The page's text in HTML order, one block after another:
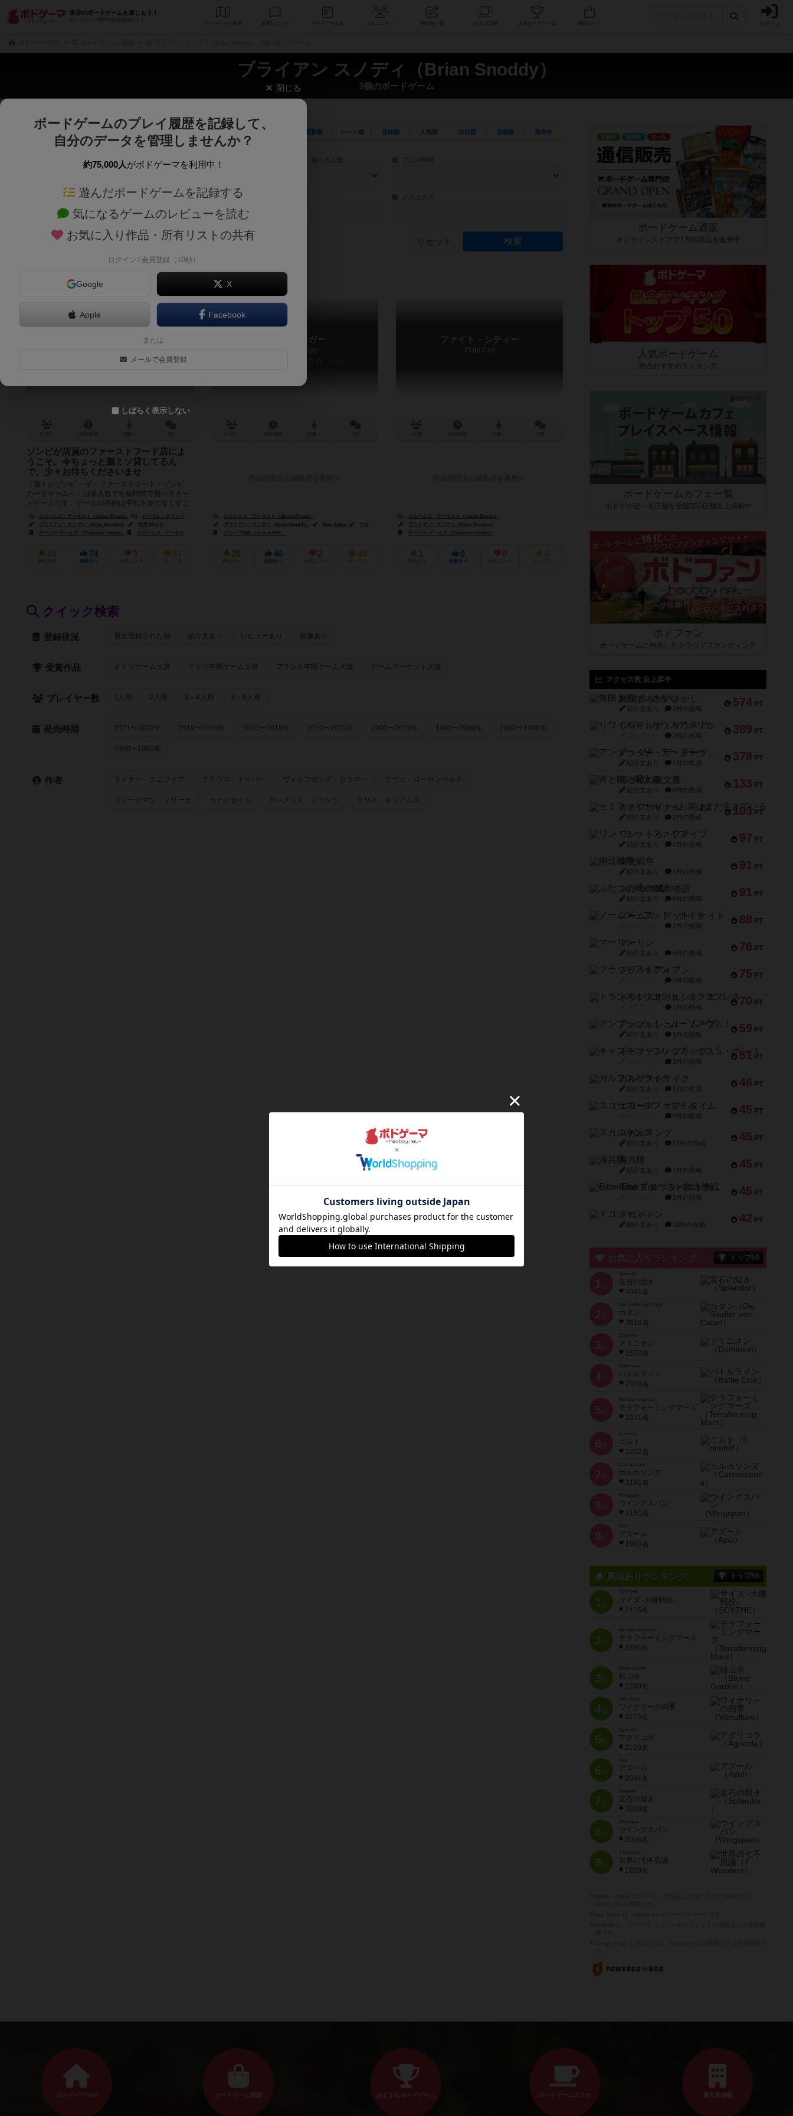
世界のボードゲームを楽しもう！
ボードゲーム専門の総合情報サイト
データベース コミュニティ 人気ボードゲーム ログイン
ブライアン スノディ（Brian Snoddy）
3個のボードゲーム
じっくり表示 更新順 レート順 登録順 人気順 注目順 投稿数 発売年
商品名、商品説明文、デザイナー名、テーマ名、メカニクス名を対象にフリーワード検索ができます。
ゲームデザイナー名を指定して検索できます。
ゲームデザイナー 目安となる所要時間を指定することができます。マニュアルを読む時間や参加者へのルール説明時間は含まれていないため、初めて
対象年齢を指定します。 世界観や登場人物などモチーフ・ストーリーを指定することができます。直感的にゲームシステムを理解できるよう、中世ファンタジー・クッキング・海賊同士の対決など、ゲームコンセプトを絞
テーマ/フレーバー ゲーム性を構成するコアシステムです。主にボードゲームに慣れている方向けの絞込機能です。例えば「ダイスロール」はランダ
リセット
5.7
ゾンビが店員のファーストフード店によ
うこそ。今ちょっと脳ミソ貸してるん
で、少々お待ちくださいませ
『脳トレゾンビ ～ザ・ファーストフード・ゾンビ・
カードゲーム～』は多人数でも短時間で遊べるカー
ドゲームです。ゲームの目的は手札を全てなくすこ
とです。 何故かゾンビ達（...
ジェームス・アーネスト（James Ernest）
トイヴォ・ロヴァイネン
ブライアン・スノディ（Brian Snoddy）
弘司 (Kouji)
チーパス ゲームズ（Cheapass Games）
ジェームス・アーネスト・ゲームズ（James Ernest Games） スティーブ･ジャクソン･ゲームズ（Steve Jackson Games）
10
興味あり
74
経験あり
3
お気に入り
67
持ってる
ゾンビバーガー
Zombie Burger
5.8
ジェームス・アーネスト（James Ernest）
ブライアン・スノディ（Brian Snoddy）
Nate Taylor
アオガチョウ（Aogachou）
グループSNE（Group SNE）
26
興味あり
46
経験あり
2
お気に入り
48
持ってる
ファイト・シティー
Fight City
ジェームス・アーネスト（James Ernest）
ブライアン・スノディ（Brian Snoddy）
チーパス ゲームズ（Cheapass Games）
1
興味あり
0
経験あり
0
お気に入り
0
持ってる
クイック検索
登録状況 最近登録された順 紹介文あり レビューあり 画像あり
受賞作品 ドイツゲーム大賞 ドイツ年間ゲーム大賞 フランス年間ゲーム大賞 ゲームマーケット大賞
プレイヤー数 1人用 2人用 3～4人用 4～8人用
発売時期 2021〜2022年 2019〜2020年 2016〜2018年 2010〜2015年 2000〜2010年 1990〜2000年 1980〜1990年
1950〜1980年
作者 ライナー・クニツィア クラウス・トイバー ヴォルフガング・クラマー ウヴェ・ローゼンベルク
フリードマン・フリーゼ カナイセイジ クレメンス・フランツ クリス・キリアムス
ボードゲーム通販
オンラインストアで7,500商品を販売中
人気ボードゲーム
総合おすすめランキング
ボードゲームカフェ一覧
ボドゲが遊べる店舗を全国500店舗以上掲載中
ボドファン
ボードゲームに特化したクラウドファンディング
アクセス数 急上昇中
574 PT
無限まちがいさがし
紹介文あり 2件の投稿
389 PT
リワイルド：サウスアメリカ
2件の投稿
378 PT
アンダー・ザ・テーブラー
紹介文あり 1件の投稿
133 PT
宵と暁の呪文書
紹介文あり 8件の投稿
103 PT
セミファイナル ～お前はまだ生きている～
紹介文あり 1件の投稿
97 PT
ワン・トゥ・ファイブ
紹介文あり 1件の投稿
91 PT
南北戦争
紹介文あり 1件の投稿
91 PT
ふたつの城の物語
紹介文あり 6件の投稿
88 PT
ノームズ・アット・ナイト
1件の投稿
76 PT
マーリン
紹介文あり 6件の投稿
75 PT
フラットアイアン
2件の投稿
70 PT
トランスオリエント・エクスプレス
1件の投稿
59 PT
アンブッシュ！：ムーブアウト！
紹介文あり 1件の投稿
51 PT
キャプテン・フリップ：イスラ・ボンバ
2件の投稿
46 PT
ガルフストライク
紹介文あり 1件の投稿
45 PT
エコーズ・オブ・タイム
8件の投稿
45 PT
スカルキング
紹介文あり 12件の投稿
45 PT
海兵隊
紹介文あり 1件の投稿
45 PT
Bitter End ブタペスト救出作戦
1件の投稿
42 PT
ドコジャン
紹介文あり 10件の投稿
お気に入りランキング トップ50
1 位
宝石の煌き
4041名
2 位
Die Siedler von Catan
カタン
3616名
3 位
ドミニオン
2530名
4位
Battle Line
バトルライン
2379名
5 位
Terraforming Mars
テラフォーミングマーズ
2371名
6 位
ニムト
2202名
7 位
Carcassonne
カルカソンヌ
2191名
8 位
Wingspan
ウイングスパン
2150名
9 位
Azul
アズール
1903名
興味ありランキング トップ50
1位
SCYTHE
サイズ -大鎌戦役-
2415名
2位
Terraforming Mars
テラフォーミングマーズ
2395名
3位
Stone Garden
枯山水
2280名
4位
Viticulture
ワイナリーの四季
2273名
5位
Agricola
アグリコラ
2120名
6位
Azul
アズール
2034名
7位
宝石の煌き
2030名
8位
Wingspan
ウイングスパン
2006名
9位
7 Wonders
世界の七不思議
1920名
閉じる
ボードゲームのプレイ履歴を記録して、
自分のデータを管理しませんか？
約75,000人がボドゲーマを利用中！
遊んだボードゲームを記録する
気になるゲームのレビューを読む
お気に入り作品・所有リストの共有
ログイン / 会員登録（10秒）
Google X
Apple Facebook
または
メールで会員登録
しばらく表示しない
ボドゲーマTOP ボードゲーム通販 おすすめボードゲーム ボードゲームカフェ 運営者情報